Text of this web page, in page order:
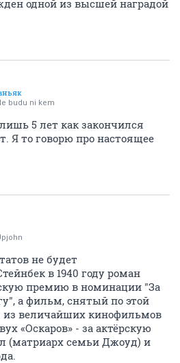
одной из высшей наградой
budu ni kem
5 лет как закончился
Я то говорю про настоящее
не будет
в 1940 году роман
премию в номинации "За
а фильм, снятый по этой
из величайших кинофильмов
«Оскаров» - за актёрскую
(матриарх семьи Джоуд) и